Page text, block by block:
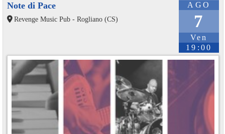
AGO
7
Ven
19:00
Note di Pace
Revenge Music Pub - Rogliano (CS)